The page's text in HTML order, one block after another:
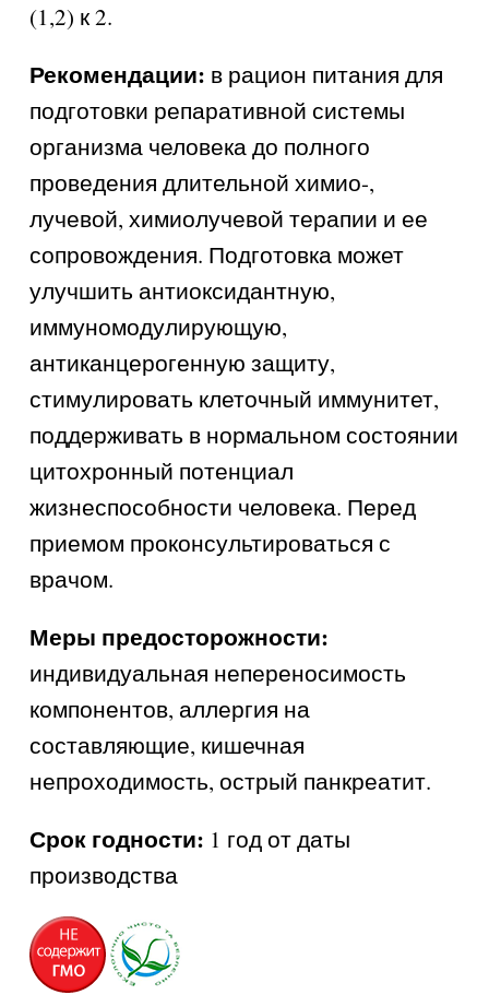
(1,2) к 2.
Рекомендации: в рацион питания для
подготовки репаративной системы
организма человека до полного
проведения длительной химио-,
лучевой, химиолучевой терапии и ее
сопровождения. Подготовка может
улучшить антиоксидантную,
иммуномодулирующую,
антиканцерогенную защиту,
стимулировать клеточный иммунитет,
поддерживать в нормальном состоянии
цитохронный потенциал
жизнеспособности человека. Перед
приемом проконсультироваться с
врачом.
Меры предосторожности:
индивидуальная непереносимость
компонентов, аллергия на
составляющие, кишечная
непроходимость, острый панкреатит.
Срок годности: 1 год от даты
производства